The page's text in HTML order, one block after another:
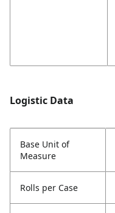
Logistic Data
Base Unit of
Measure
Rolls per Case